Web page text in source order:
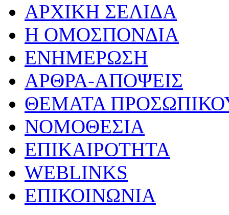
ΑΡΧΙΚΗ ΣΕΛΙΔΑ
Η ΟΜΟΣΠΟΝΔΙΑ
ΕΝΗΜΕΡΩΣΗ
ΑΡΘΡΑ-ΑΠΟΨΕΙΣ
ΘΕΜΑΤΑ
ΝΟΜΟΘΕΣΙΑ
ΕΠΙΚΑΙΡΟΤΗΤΑ
WEBLINKS
ΕΠΙΚΟΙΝΩΝΙΑ